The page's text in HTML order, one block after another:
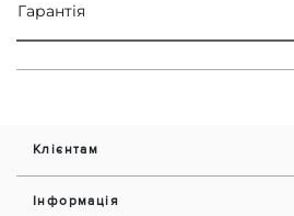
Гарантія
Клієнтам
Інформація